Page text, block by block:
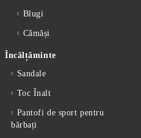
Blugi
Cămăși
Încălțăminte
Sandale
Toc Înalt
Pantofi de sport pentru
bărbați